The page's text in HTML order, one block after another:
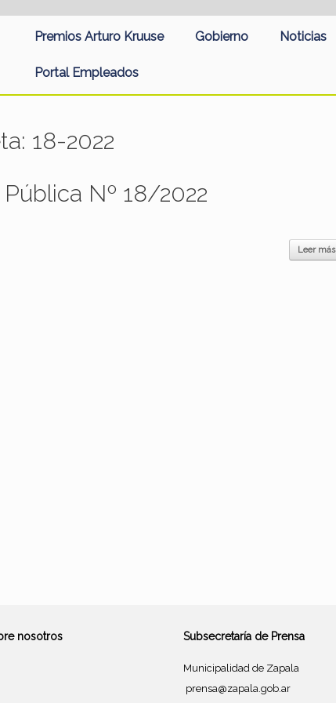
Premios Arturo Kruuse Gobierno Noticias
Portal Empleados
18-2022
Nº 18/2022
Leer más
nosotros Subsecretaría de Prensa
Municipalidad de Zapala
prensa@zapala.gob.ar